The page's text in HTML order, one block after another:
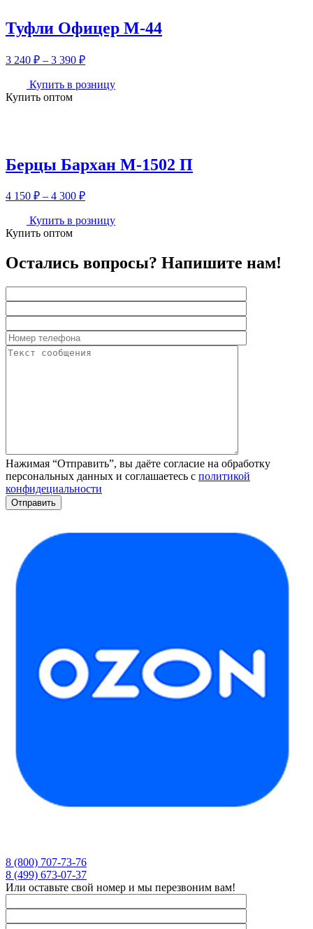
Туфли Офицер М-44
3 240 ₽ – 3 390 ₽Диапазон
3
Купить в розницу
Купить оптом
Берцы Бархан М-1502 П
4 150 ₽ – 4 300 ₽Диапазон
4
4
Купить в розницу
Купить оптом
Остались вопросы? Напишите нам!
Нажимая “Отправить”, вы даёте согласие на обработку
персональных данных и соглашаетесь с политикой
конфидециальности
8 (800) 707-73-76
8 (499) 673-07-37
Или оставьте свой номер и мы перезвоним вам!